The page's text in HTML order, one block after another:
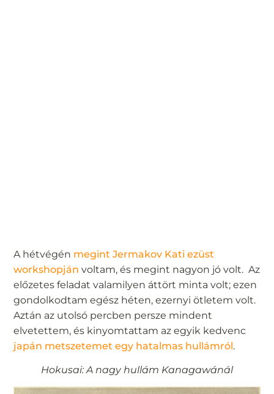
A hétvégén megint Jermakov Kati ezüst
workshopján voltam, és megint nagyon jó volt. Az
előzetes feladat valamilyen áttört minta volt; ezen
gondolkodtam egész héten, ezernyi ötletem volt.
Aztán az utolsó percben persze mindent
elvetettem, és kinyomtattam az egyik kedvenc
japán metszetemet egy hatalmas hullámról.
Hokusai: A nagy hullám Kanagawánál